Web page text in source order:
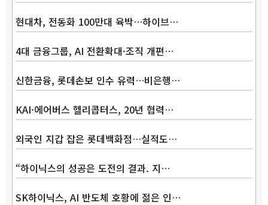
현대차, 전동화 100만대 육박…하이브…
4대 금융그룹, AI 전환확대·조직 개편…
신한금융, 롯데손보 인수 유력…비은행…
KAI·에어버스 헬리콥터스, 20년 협력…
외국인 지갑 잡은 롯데백화점…실적도…
“하이닉스의 성공은 도전의 결과. 지…
SK하이닉스, AI 반도체 호황에 젊은 인…